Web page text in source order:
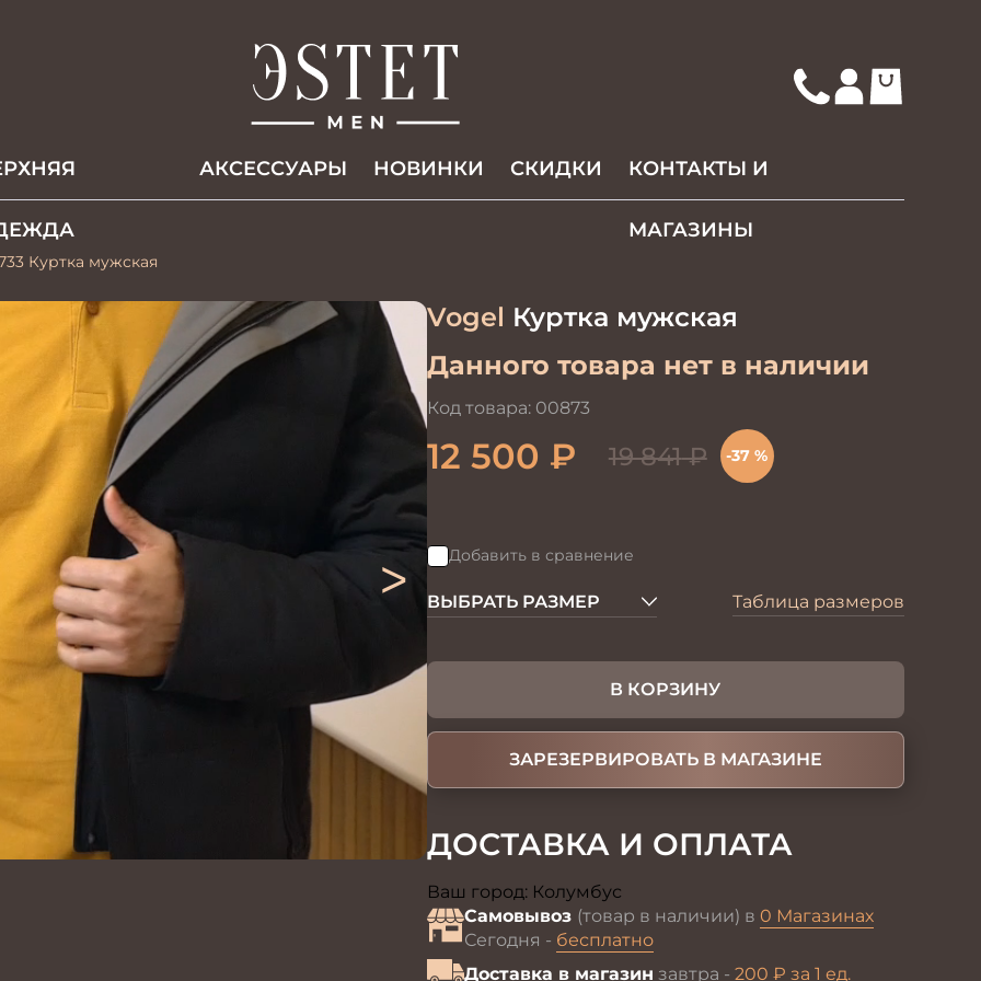
АКCЕССУАРЫ НОВИНКИ СКИДКИ КОНТАКТЫ И
МАГАЗИНЫ
Куртка мужская
>
Vogel Куртка мужская
Данного товара нет в наличии
Код товара: 00873
12 500 ₽ 19 841₽ -37 %
Добавить в сравнение
ВЫБРАТЬ РАЗМЕР Таблица размеров
В КОРЗИНУ
ЗАРЕЗЕРВИРОВАТЬ В МАГАЗИНЕ
ДОСТАВКА И ОПЛАТА
Ваш город: Колумбус
Самовывоз (товар в наличии) в 0 Магазинах
Сегодня - бесплатно
Доставка в магазин завтра - 200 ₽ за 1 ед.